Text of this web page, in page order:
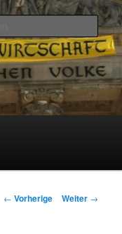
Beitrags-
← Vorherige Weiter →